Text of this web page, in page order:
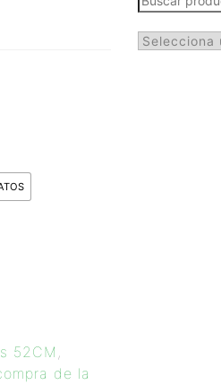
52CM ,
de la